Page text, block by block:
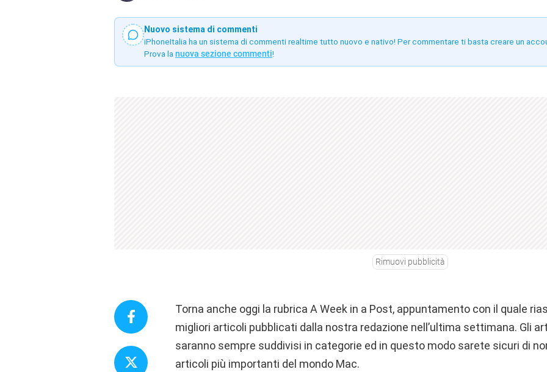
Nuovo sistema di commenti
iPhoneItalia ha un sistema di commenti realtime tutto nuovo e nativo! Per commentare ti basta creare un
Prova la nuova sezione commenti!
Rimuovi pubblicità
Torna anche oggi la rubrica A Week in a Post, appuntamento con il quale
migliori articoli pubblicati dalla nostra redazione nell’ultima settimana. Gli
saranno sempre suddivisi in categorie ed in questo modo sarete sicuri di
articoli più importanti del mondo Mac.